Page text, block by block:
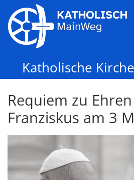
Zum Inhalt springen
Katholische
Requiem zu
Franziskus am 3